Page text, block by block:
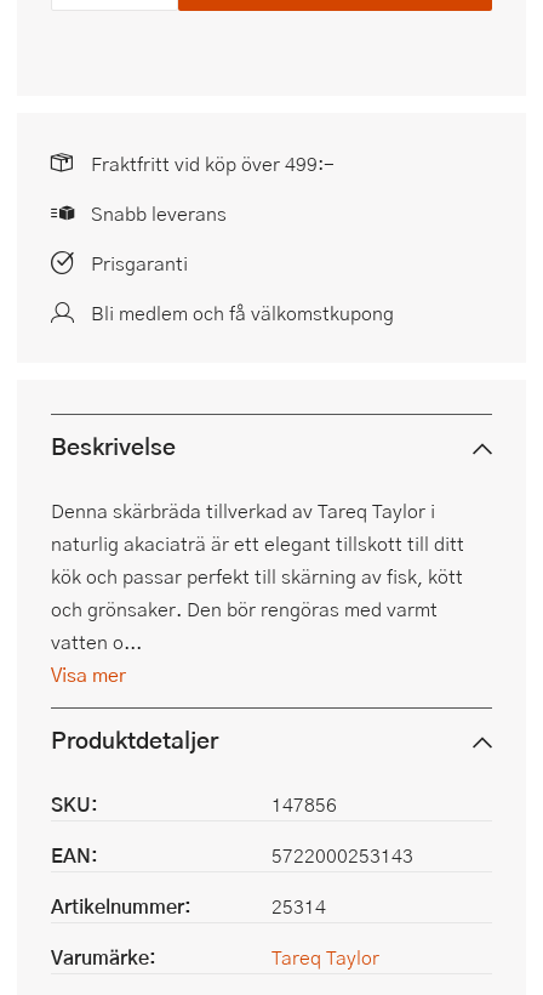
Fraktfritt vid köp över 499:-
Snabb leverans
Prisgaranti
Bli medlem och få välkomstkupong
Beskrivelse
Denna skärbräda tillverkad av Tareq Taylor i
naturlig akaciaträ är ett elegant tillskott till ditt
kök och passar perfekt till skärning av fisk, kött
och grönsaker. Den bör rengöras med varmt
vatten o...
Visa mer
Produktdetaljer
SKU:
147856
EAN:
5722000253143
Artikelnummer:
25314
Varumärke:
Tareq Taylor